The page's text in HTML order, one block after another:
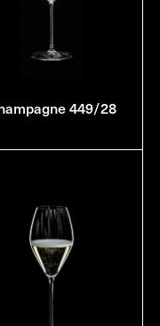
449/28